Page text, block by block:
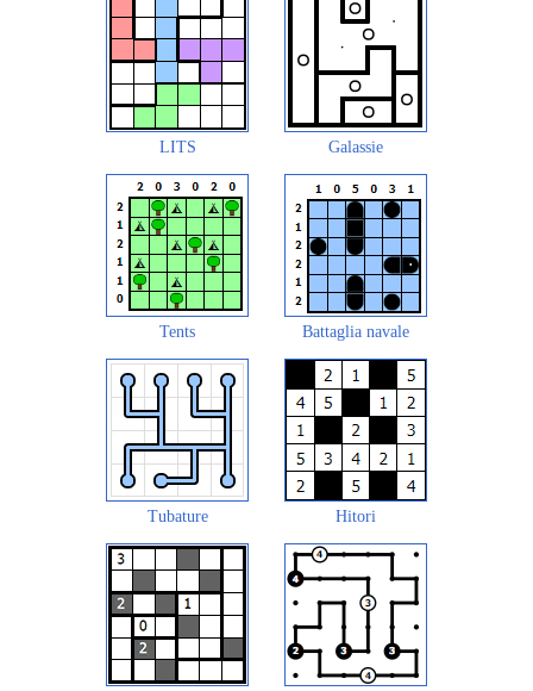
LITS Galassie
Tents Battaglia navale
Tubature Hitori